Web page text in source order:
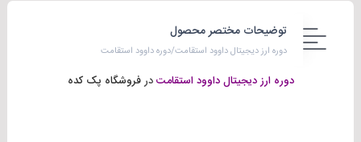
توضیحات مختصر محصول
دوره ارز دیجیتال داوود استقامت/دوره داوود استقامت
دوره ارز دیجیتال داوود استقامتدرفروشگاه پک کده